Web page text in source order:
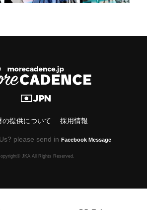
の提供について 採用情報
please send in Facebook Message
JKA.All Rights Reserved.